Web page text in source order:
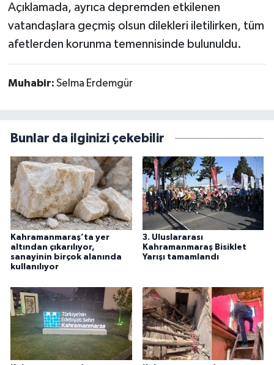
Açıklamada, ayrıca depremden etkilenen
vatandaşlara geçmiş olsun dilekleri iletilirken, tüm
afetlerden korunma temennisinde bulunuldu.
Muhabir: Selma Erdemgür
Bunlar da ilginizi çekebilir
Kahramanmaraş’ta yer
altından çıkarılıyor,
sanayinin birçok alanında
kullanılıyor
3. Uluslararası
Kahramanmaraş Bisiklet
Yarışı tamamlandı